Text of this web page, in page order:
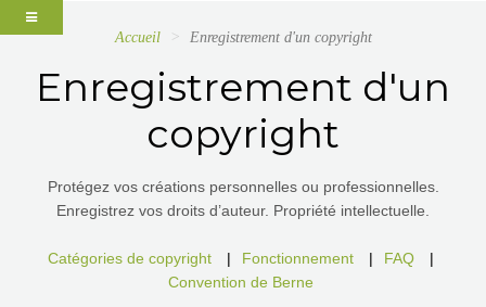
Accueil Enregistrement d'un copyright
Enregistrement d'un
copyright
Protégez vos créations personnelles ou professionnelles.
Enregistrez vos droits d’auteur. Propriété intellectuelle.
Catégories de copyright | Fonctionnement | FAQ
|
Convention de Berne